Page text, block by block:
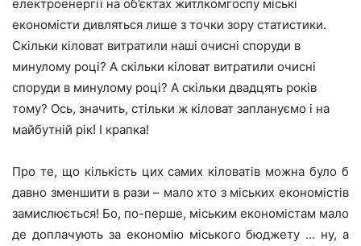
електроенергії на об’єктах житлкомгоспу міські
економісти дивляться лише з точки зору статистики.
Скільки кіловат витратили наші очисні споруди в
минулому році? А скільки кіловат витратили очисні
споруди в минулому році? А скільки двадцять років
тому? Ось, значить, стільки ж кіловат заплануємо і на
майбутній рік! І крапка!
Про те, що кількість цих самих кіловатів можна було б
давно зменшити в рази – мало хто з міських економістів
замислюється! Бо, по-перше, міським економістам мало
де доплачують за економію міського бюджету … ну, а